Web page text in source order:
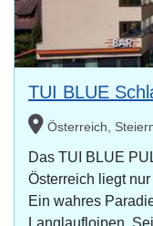
TUI BLUE
Österreich,
Das TUI BLUE
Österreich liegt
Ein wahres
Langlaufloipen,